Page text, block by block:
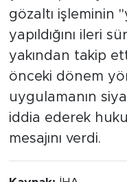
şafak
gözaltı işleminin
yapıldığını ileri
yakından takip
önceki dönem
uygulamanın
iddia ederek